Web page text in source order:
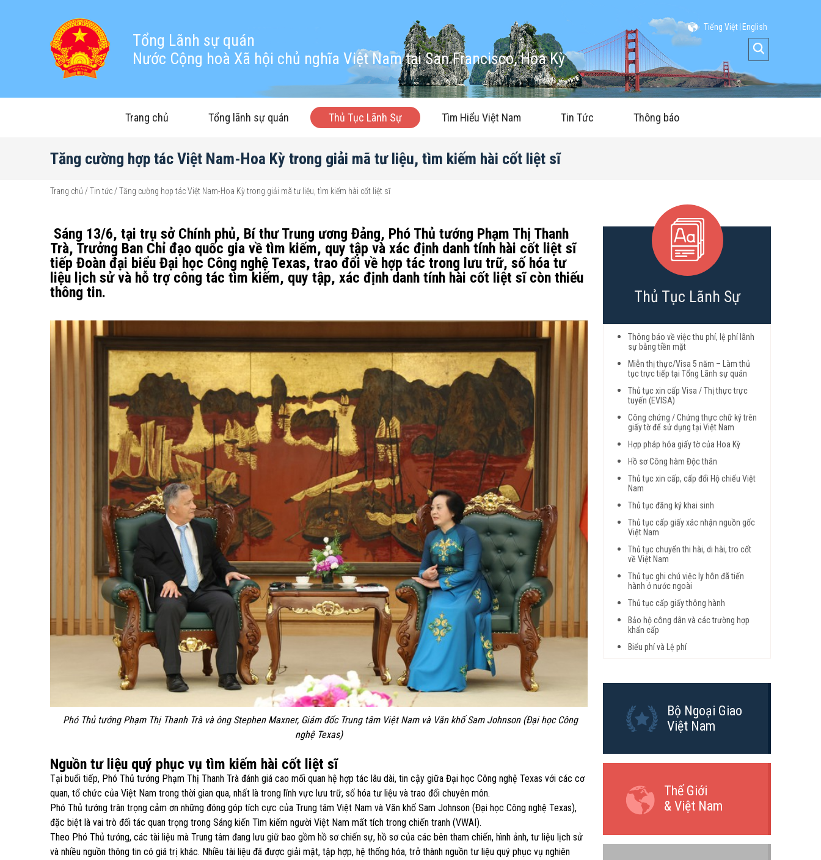
Tổng Lãnh sự quán
Nước Cộng hoà Xã hội chủ nghĩa Việt Nam tại San Francisco, Hoa Kỳ
Tiếng Việt English
Trang chủ Tổng lãnh sự quán Thủ Tục Lãnh Sự Tìm Hiểu Việt Nam Tin Tức Thông báo
Tăng cường hợp tác Việt Nam-Hoa Kỳ trong giải mã tư liệu, tìm kiếm hài cốt liệt sĩ
Trang chủ /Tin tức /Tăng cường hợp tác Việt Nam-Hoa Kỳ trong giải mã tư liệu, tìm kiếm hài cốt liệt sĩ
Sáng 13/6, tại trụ sở Chính phủ, Bí thư Trung ương Đảng, Phó Thủ tướng Phạm Thị Thanh
Trà, Trưởng Ban Chỉ đạo quốc gia về tìm kiếm, quy tập và xác định danh tính hài cốt liệt sĩ
tiếp Đoàn đại biểu Đại học Công nghệ Texas, trao đổi về hợp tác trong lưu trữ, số hóa tư
liệu lịch sử và hỗ trợ công tác tìm kiếm, quy tập, xác định danh tính hài cốt liệt sĩ còn thiếu
thông tin.
Phó Thủ tướng Phạm Thị Thanh Trà và ông Stephen Maxner, Giám đốc Trung tâm Việt Nam và Văn khố Sam Johnson (Đại học Công
nghệ Texas)
Nguồn tư liệu quý phục vụ tìm kiếm hài cốt liệt sĩ
Tại buổi tiếp, Phó Thủ tướng Phạm Thị Thanh Trà đánh giá cao mối quan hệ hợp tác lâu dài, tin cậy giữa Đại học Công nghệ Texas với các cơ
quan, tổ chức của Việt Nam trong thời gian qua, nhất là trong lĩnh vực lưu trữ, số hóa tư liệu và trao đổi chuyên môn.
Phó Thủ tướng trân trọng cảm ơn những đóng góp tích cực của Trung tâm Việt Nam và Văn khố Sam Johnson (Đại học Công nghệ Texas),
đặc biệt là vai trò đối tác quan trọng trong Sáng kiến Tìm kiếm người Việt Nam mất tích trong chiến tranh (VWAI).
Theo Phó Thủ tướng, các tài liệu mà Trung tâm đang lưu giữ bao gồm hồ sơ chiến sự, hồ sơ của các bên tham chiến, hình ảnh, tư liệu lịch sử
và nhiều nguồn thông tin có giá trị khác. Nhiều tài liệu đã được giải mật, tập hợp, hệ thống hóa, trở thành nguồn tư liệu quý phục vụ nghiên
Thủ Tục Lãnh Sự
Thông báo về việc thu phí, lệ phí lãnh
sự bằng tiền mặt
Miễn thị thực/Visa 5 năm – Làm thủ
tục trực tiếp tại Tổng Lãnh sự quán
Thủ tục xin cấp Visa / Thị thực trực
tuyến (EVISA)
Công chứng / Chứng thực chữ ký trên
giấy tờ để sử dụng tại Việt Nam
Hợp pháp hóa giấy tờ của Hoa Kỳ
Hồ sơ Công hàm Độc thân
Thủ tục xin cấp, cấp đổi Hộ chiếu Việt
Nam
Thủ tục đăng ký khai sinh
Thủ tục cấp giấy xác nhận nguồn gốc
Việt Nam
Thủ tục chuyển thi hài, di hài, tro cốt
về Việt Nam
Thủ tục ghi chú việc ly hôn đã tiến
hành ở nước ngoài
Thủ tục cấp giấy thông hành
Bảo hộ công dân và các trường hợp
khẩn cấp
Biểu phí và Lệ phí
Bộ Ngoại Giao
Việt Nam
Thế Giới
& Việt Nam